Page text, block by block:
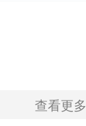
查看更多